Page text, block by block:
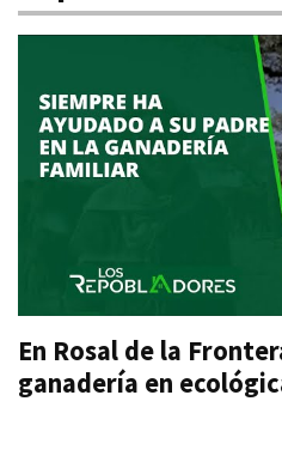
En Rosal de la
ganadería en